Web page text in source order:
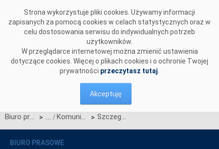
Strona wykorzystuje pliki cookies. Używamy informacji
zapisanych za pomocą cookies w celach statystycznych oraz w
celu dostosowania serwisu do indywidualnych potrzeb
użytkowników.
W przeglądarce internetowej można zmienić ustawienia
dotyczące cookies. Więcej o plikach cookies i o ochronie Twojej
prywatności przeczytasz tutaj
Akceptuję
Biuro prasowe > Komunikaty OSP > Szczegółowy harmonogram certyfikacji do aukcji głównej na rok dostaw 2030
BIURO PRASOWE